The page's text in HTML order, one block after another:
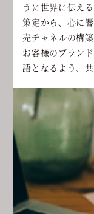
うに世界に伝え
策定から、心に
売チャネルの構
お客様のブラン
語となるよう、